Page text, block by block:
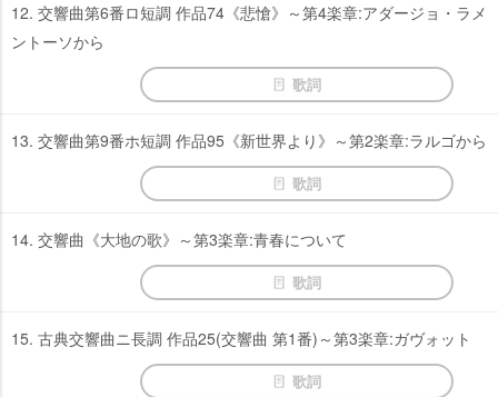
12. 交響曲第6番ロ短調 作品74《悲愴》～第4楽章:アダージョ・ラメ
ントーソから
歌詞
13. 交響曲第9番ホ短調 作品95《新世界より》～第2楽章:ラルゴから
歌詞
14. 交響曲《大地の歌》～第3楽章:青春について
歌詞
15. 古典交響曲ニ長調 作品25(交響曲 第1番)～第3楽章:ガヴォット
歌詞